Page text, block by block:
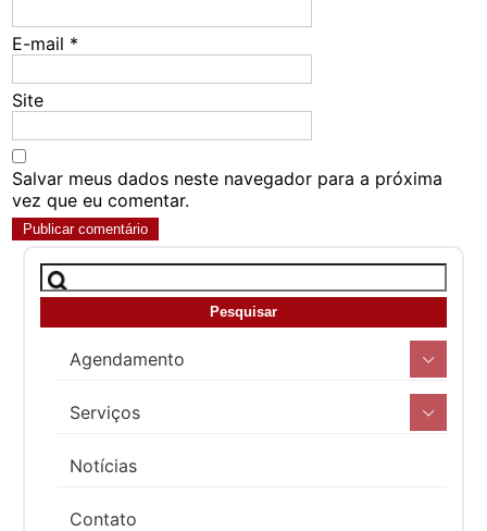
E-mail *
Site
Salvar meus dados neste navegador para a próxima
vez que eu comentar.
Agendamento
Serviços
Notícias
Contato